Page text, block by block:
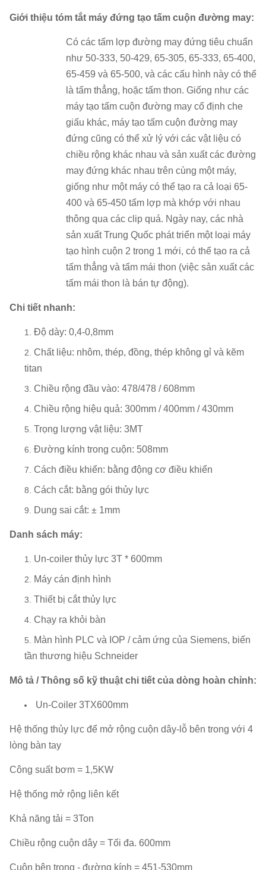
Giới thiệu tóm tắt máy đứng tạo tấm cuộn đường may:
Có các tấm lợp đường may đứng tiêu chuẩn
như 50-333, 50-429, 65-305, 65-333, 65-400,
65-459 và 65-500, và các cấu hình này có thể
là tấm thẳng, hoặc tấm thon. Giống như các
máy tạo tấm cuộn đường may cố định che
giấu khác, máy tạo tấm cuộn đường may
đứng cũng có thể xử lý với các vật liệu có
chiều rộng khác nhau và sản xuất các đường
may đứng khác nhau trên cùng một máy,
giống như một máy có thể tạo ra cả loại 65-
400 và 65-450 tấm lợp mà khớp với nhau
thông qua các clip quá. Ngày nay, các nhà
sản xuất Trung Quốc phát triển một loại máy
tạo hình cuộn 2 trong 1 mới, có thể tạo ra cả
tấm thẳng và tấm mái thon (việc sản xuất các
tấm mái thon là bán tự động).
Chi tiết nhanh:
Độ dày: 0,4-0,8mm
Chất liệu: nhôm, thép, đồng, thép không gỉ và kẽm
titan
Chiều rộng đầu vào: 478/478 / 608mm
Chiều rộng hiệu quả: 300mm / 400mm / 430mm
Trọng lượng vật liệu: 3MT
Đường kính trong cuộn: 508mm
Cách điều khiển: bằng động cơ điều khiển
Cách cắt: bằng gói thủy lực
Dung sai cắt: ± 1mm
Danh sách máy:
Un-coiler thủy lực 3T * 600mm
Máy cán định hình
Thiết bị cắt thủy lực
Chạy ra khỏi bàn
Màn hình PLC và IOP / cảm ứng của Siemens, biến
tần thương hiệu Schneider
Mô tả / Thông số kỹ thuật chi tiết của dòng hoàn chỉnh:
Un-Coiler 3TX600mm
Hệ thống thủy lực để mở rộng cuộn dây-lỗ bên trong với 4
lòng bàn tay
Công suất bơm = 1,5KW
Hệ thống mở rộng liên kết
Khả năng tải = 3Ton
Chiều rộng cuộn dây = Tối đa. 600mm
Cuộn bên trong - đường kính = 451-530mm